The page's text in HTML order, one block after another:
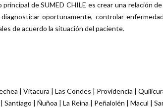
principal de SUMED CHILE es crear una relación
oportunamente, controlar
de acuerdo la situación del paciente.
| Vitacura | Las Condes | Providencia |
Santiago | Ñuñoa | La Reina | Peñalolén | Macul |